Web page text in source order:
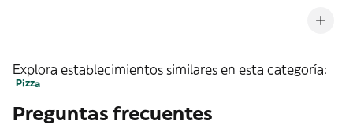
Explora establecimientos similares en esta categoría:
Pizza
Preguntas frecuentes